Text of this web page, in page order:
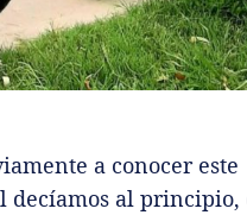
a conocer este
decíamos al principio,